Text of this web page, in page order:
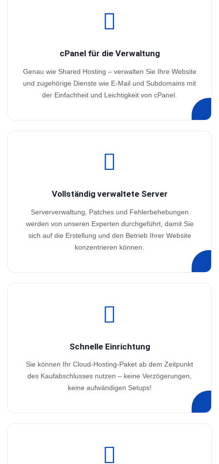
cPanel für die Verwaltung
Genau wie Shared Hosting – verwalten Sie Ihre Website
und zugehörige Dienste wie E-Mail und Subdomains mit
der Einfachheit und Leichtigkeit von cPanel.
Vollständig verwaltete Server
Serververwaltung, Patches und Fehlerbehebungen
werden von unseren Experten durchgeführt, damit Sie
sich auf die Erstellung und den Betrieb Ihrer Website
konzentrieren können.
Schnelle Einrichtung
Sie können Ihr Cloud-Hosting-Paket ab dem Zeitpunkt
des Kaufabschlusses nutzen – keine Verzögerungen,
keine aufwändigen Setups!